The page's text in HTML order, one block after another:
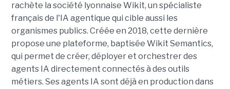
rachète la société lyonnaise Wikit, un spécialiste
français de l'IA agentique qui cible aussi les
organismes publics. Créée en 2018, cette dernière
propose une plateforme, baptisée Wikit Semantics,
qui permet de créer, déployer et orchestrer des
agents IA directement connectés à des outils
métiers. Ses agents IA sont déjà en production dans